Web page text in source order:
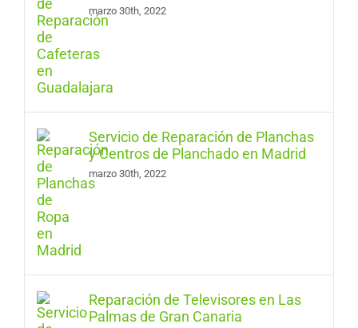
marzo 30th, 2022
Servicio de Reparación de Planchas
y Centros de Planchado en Madrid
marzo 30th, 2022
Reparación de Televisores en Las
Palmas de Gran Canaria